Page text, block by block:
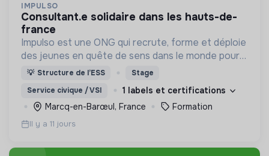
IMPULSO
consultant.e solidaire dans les hauts-de-
france
Impulso est une ONG qui recrute, forme et déploie
des jeunes en quête de sens dans le monde pour
accompagner ou financer des bénéficiaires dans
💡 Structure de l’ESS
Stage
Service civique / VSI
1 labels et certifications
Marcq-en-Barœul, France
Formation
Il y a 11 jours